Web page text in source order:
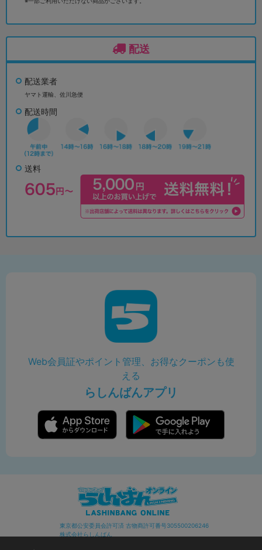
配送
配送業者
ヤマト運輸、佐川急便
配送時間
送料
Web会員証やポイント管理、お得なクーポンも使
える
らしんばんアプリ
東京都公安委員会許可済 古物商許可番号305500206246
株式会社らしんばん